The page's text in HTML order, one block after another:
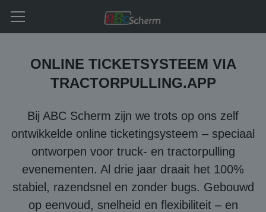
ONLINE TICKETSYSTEEM VIA
TRACTORPULLING.APP
Bij ABC Scherm zijn we trots op ons zelf
ontwikkelde online ticketingsysteem – speciaal
ontworpen voor truck- en tractorpulling
evenementen. Al drie jaar draait het 100%
stabiel, razendsnel en zonder bugs. Gebouwd
op eenvoud, snelheid en flexibiliteit – en